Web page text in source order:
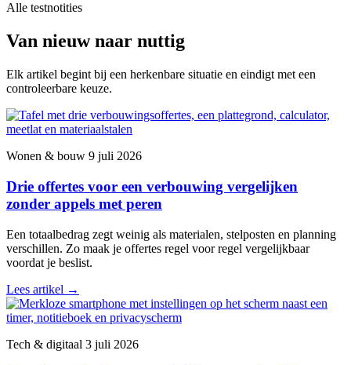
Alle testnotities
Van nieuw naar nuttig
Elk artikel begint bij een herkenbare situatie en eindigt met een
controleerbare keuze.
Wonen & bouw 9 juli 2026
Drie offertes voor een verbouwing vergelijken
zonder appels met peren
Een totaalbedrag zegt weinig als materialen, stelposten en planning
verschillen. Zo maak je offertes regel voor regel vergelijkbaar
voordat je beslist.
Lees artikel →
Tech & digitaal 3 juli 2026